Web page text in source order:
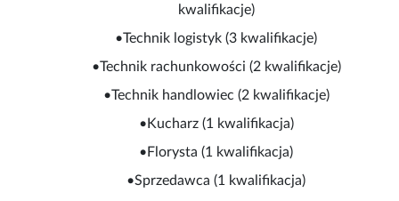
kwalifikacje)
•Technik logistyk (3 kwalifikacje)
•Technik rachunkowości (2 kwalifikacje)
•Technik handlowiec (2 kwalifikacje)
•Kucharz (1 kwalifikacja)
•Florysta (1 kwalifikacja)
•Sprzedawca (1 kwalifikacja)